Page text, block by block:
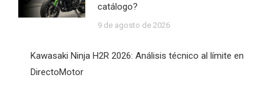
catálogo?
9 de agosto de 2026
Kawasaki Ninja H2R 2026: Análisis técnico al límite en
DirectoMotor